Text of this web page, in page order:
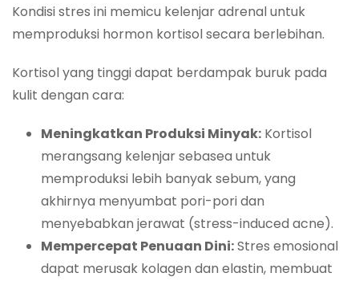
Kondisi stres ini memicu kelenjar adrenal untuk
memproduksi hormon kortisol secara berlebihan.
Kortisol yang tinggi dapat berdampak buruk pada
kulit dengan cara:
Meningkatkan Produksi Minyak: Kortisol
merangsang kelenjar sebasea untuk
memproduksi lebih banyak sebum, yang
akhirnya menyumbat pori-pori dan
menyebabkan jerawat (stress-induced acne).
Mempercepat Penuaan Dini:Stres emosional
dapat merusak kolagen dan elastin, membuat